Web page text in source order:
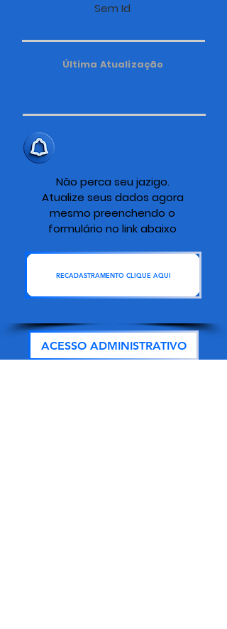
Sem Id
Última Atualização
Não perca seu jazigo.
Atualize seus dados agora
mesmo preenchendo o
formulário no link abaixo
RECADASTRAMENTO CLIQUE AQUI
ACESSO ADMINISTRATIVO